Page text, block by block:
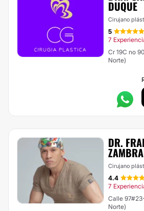
DUQUE
Cirujano
5
7
Cr 19C no
Norte)
DR.
Cirujano
4.4
7
Calle 97#23-37 , Usaquén
Norte)